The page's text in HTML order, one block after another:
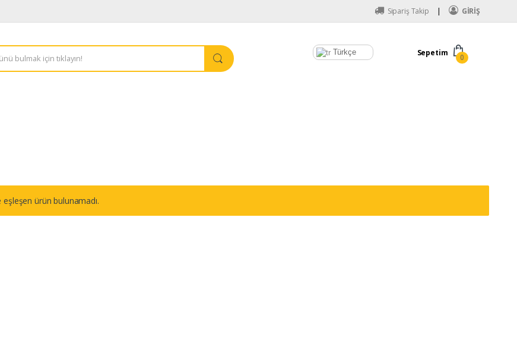
Sipariş Takip GİRİŞ
Türkçe Sepetim
0
eşleşen ürün bulunamadı.